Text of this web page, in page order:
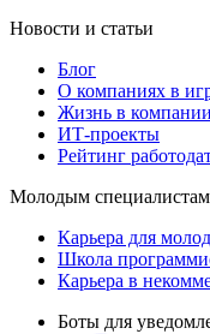
Новости и статьи
Блог
О компаниях в
Жизнь в компании
ИТ-проекты
Рейтинг
Молодым специалистам
Карьера для
Школа
Карьера в
Боты для